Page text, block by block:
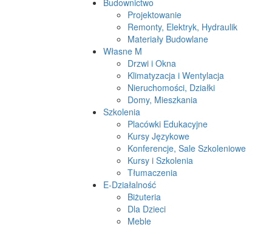
Budownictwo
Projektowanie
Remonty, Elektryk, Hydraulik
Materiały Budowlane
Własne M
Drzwi i Okna
Klimatyzacja i Wentylacja
Nieruchomości, Działki
Domy, Mieszkania
Szkolenia
Placówki Edukacyjne
Kursy Językowe
Konferencje, Sale Szkoleniowe
Kursy i Szkolenia
Tłumaczenia
E-Działalność
Biżuteria
Dla Dzieci
Meble